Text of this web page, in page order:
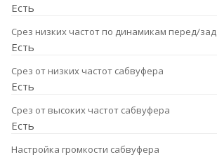
Есть
Срез низких частот по динамикам перед/зад
Есть
Срез от низких частот сабвуфера
Есть
Срез от высоких частот сабвуфера
Есть
Настройка громкости сабвуфера